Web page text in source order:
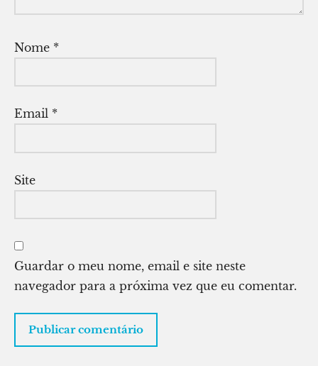
Nome *
Email *
Site
Guardar o meu nome, email e site neste
navegador para a próxima vez que eu comentar.